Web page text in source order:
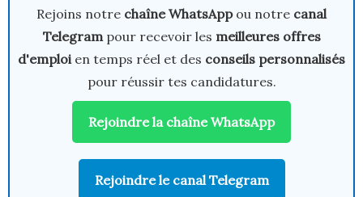
Rejoins notre chaîne WhatsAppou notre canal
Telegrampour recevoir les meilleures offres
d'emploi en temps réel et des conseils personnalisés
pour réussir tes candidatures.
Rejoindre la chaîne WhatsApp
Rejoindre le canal Telegram